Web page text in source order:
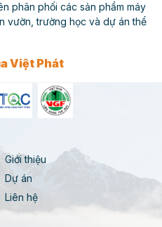
phân phối các sản phẩm máy
vườn, trường học và dự án thể
Việt Phát
Giới thiệu
Dự án
Liên hệ